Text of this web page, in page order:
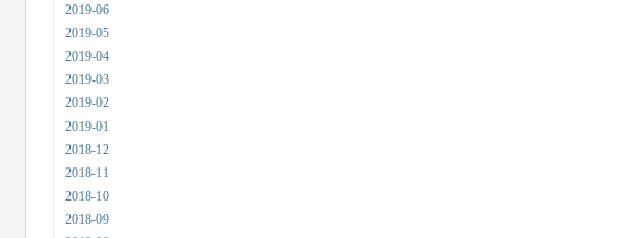
2019-06
2019-05
2019-04
2019-03
2019-02
2019-01
2018-12
2018-11
2018-10
2018-09